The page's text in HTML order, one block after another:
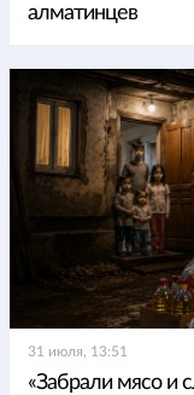
алматинцев
31 июля, 13:51
«Забрали мясо и